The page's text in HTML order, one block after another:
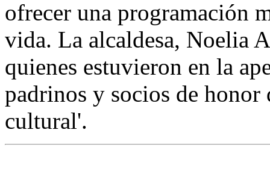
ofrecer una programación
vida. La alcaldesa, Noelia
quienes estuvieron en la
padrinos y socios de
cultural'.